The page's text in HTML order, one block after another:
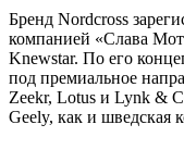
Бренд Nordcross
компанией «Слава
Knewstar. По его
под премиальное
Zeekr, Lotus и Lynk &
Geely, как и шведская